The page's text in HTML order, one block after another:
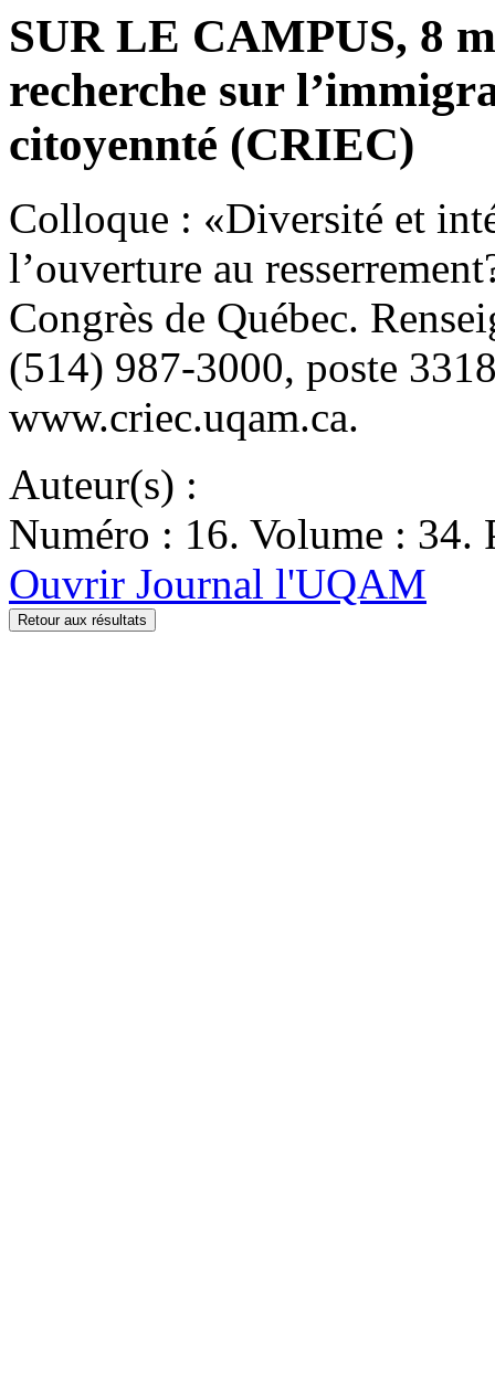
SUR LE CAMPUS, 8
recherche sur
citoyennté (CRIEC)
Colloque : «Diversité et
l’ouverture au
Congrès de Québec.
(514) 987-3000, poste
www.criec.uqam.ca.
Auteur(s) :
Numéro : 16. Volume : 34.
Ouvrir Journal l'UQAM
Retour aux résultats